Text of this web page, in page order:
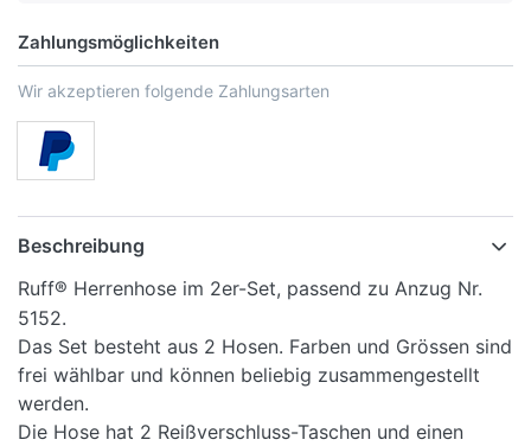
Zahlungsmöglichkeiten
Wir akzeptieren folgende Zahlungsarten
Beschreibung
Ruff® Herrenhose im 2er-Set, passend zu Anzug Nr.
5152.
Das Set besteht aus 2 Hosen. Farben und Grössen sind
frei wählbar und können beliebig zusammengestellt
werden.
Die Hose hat 2 Reißverschluss-Taschen und einen